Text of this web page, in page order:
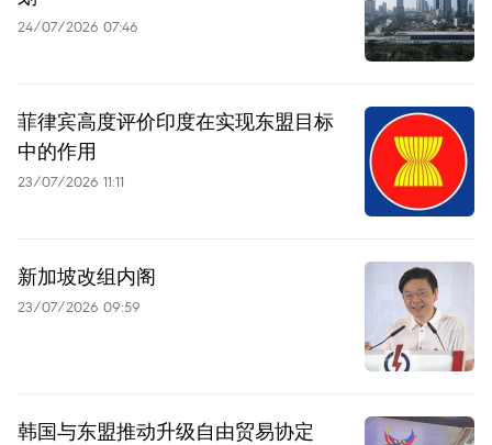
24/07/2026 07:46
菲律宾高度评价印度在实现东盟目标
中的作用
23/07/2026 11:11
新加坡改组内阁
23/07/2026 09:59
韩国与东盟推动升级自由贸易协定